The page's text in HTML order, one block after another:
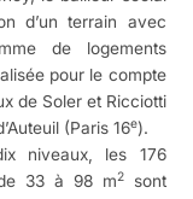
d’un terrain avec
de logements
pour le compte
de Soler et Ricciotti
(Paris 16e).
niveaux, les 176
33 à 98 m2sont